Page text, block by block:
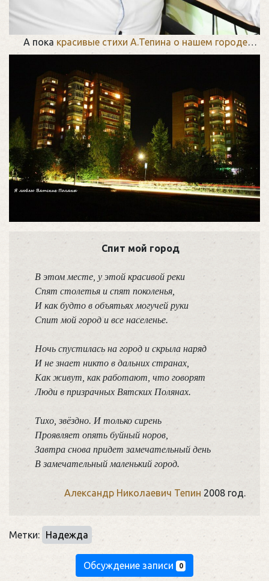
А пока красивые стихи А.Тепина о нашем городе…
Спит мой город
В этом месте, у этой красивой реки
Спят столетья и спят поколенья,
И как будто в объятьях могучей руки
Спит мой город и все населенье.
Ночь спустилась на город и скрыла наряд
И не знает никто в дальних странах,
Как живут, как работают, что говорят
Люди в призрачных Вятских Полянах.
Тихо, звёздно. И только сирень
Проявляет опять буйный норов,
Завтра снова придет замечательный день
В замечательный маленький город.
Александр Николаевич Тепин 2008 год.
Метки: Надежда
Обсуждение записи 0